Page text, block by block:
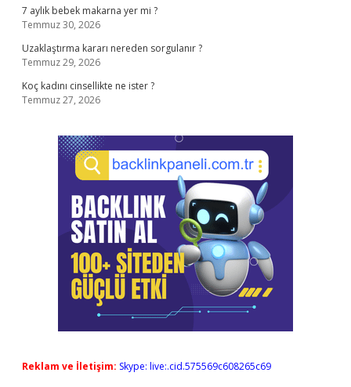
7 aylık bebek makarna yer mi ?
Temmuz 30, 2026
Uzaklaştırma kararı nereden sorgulanır ?
Temmuz 29, 2026
Koç kadını cinsellikte ne ister ?
Temmuz 27, 2026
Reklam ve İletişim: Skype: live:.cid.575569c608265c69